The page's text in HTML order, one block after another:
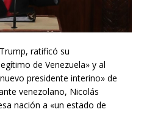
ratificó su
de Venezuela» y al
presidente interino» de
venezolano, Nicolás
nación a «un estado de